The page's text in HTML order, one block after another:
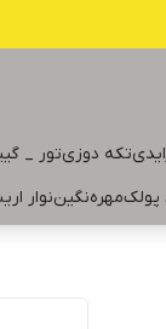
تکه دوزیتور _
پولکمهرهنگیننوار